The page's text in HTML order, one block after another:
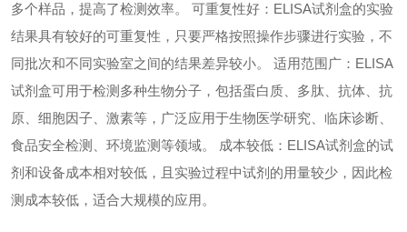
多个样品，提高了检测效率。 可重复性好：ELISA试剂盒的实验
结果具有较好的可重复性，只要严格按照操作步骤进行实验，不
同批次和不同实验室之间的结果差异较小。 适用范围广：ELISA
试剂盒可用于检测多种生物分子，包括蛋白质、多肽、抗体、抗
原、细胞因子、激素等，广泛应用于生物医学研究、临床诊断、
食品安全检测、环境监测等领域。 成本较低：ELISA试剂盒的试
剂和设备成本相对较低，且实验过程中试剂的用量较少，因此检
测成本较低，适合大规模的应用。